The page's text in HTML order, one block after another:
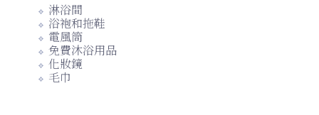
淋浴間
浴袍和拖鞋
電風筒
免費沐浴用品
化妝鏡
毛巾